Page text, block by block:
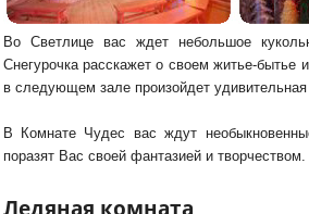
Во Светлице вас ждет небольшое
Снегурочка расскажет о своем житье-
в следующем зале произойдет
В Комнате Чудес вас ждут
поразят Вас своей фантазией и творчеством.